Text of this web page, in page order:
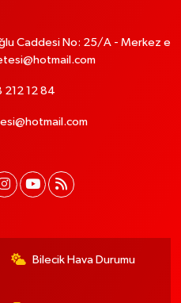
Caddesi No: 25/A - Merkez e
212 12 84
Bilecik Hava Durumu